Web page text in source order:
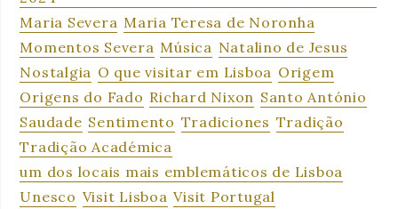
Maria Severa Maria Teresa de Noronha
Momentos Severa Música Natalino de Jesus
Nostalgia O que visitar em Lisboa Origem
Origens do Fado Richard Nixon Santo António
Saudade Sentimento Tradiciones Tradição
Tradição Académica
um dos locais mais emblemáticos de Lisboa
Unesco Visit Lisboa Visit Portugal